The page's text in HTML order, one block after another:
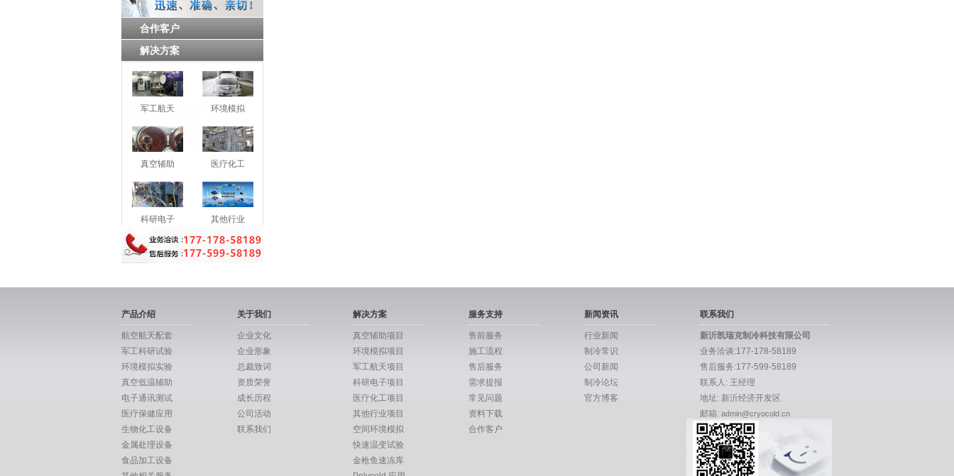
合作客户
解决方案
军工航天 环境模拟
真空辅助 医疗化工
科研电子 其他行业
产品介绍
航空航天配套
军工科研试验
环境模拟实验
真空低温辅助
电子通讯测试
医疗保健应用
生物化工设备
金属处理设备
食品加工设备
关于我们
企业文化
企业形象
总裁致词
资质荣誉
成长历程
公司活动
联系我们
解决方案
真空辅助项目
环境模拟项目
军工航天项目
科研电子项目
医疗化工项目
其他行业项目
空间环境模拟
快速温变试验
金枪鱼速冻库
服务支持
售前服务
施工流程
售后服务
需求提报
常见问题
资料下载
合作客户
新闻资讯
行业新闻
制冷常识
公司新闻
制冷论坛
官方博客
联系我们
新沂凯瑞克制冷科技有限公司
业务洽谈:177-178-58189
售后服务:177-599-58189
联系人: 王经理
地址: 新沂经济开发区
邮箱: admin@cryocold.cn